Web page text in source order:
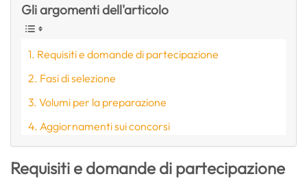
Gli argomenti dell'articolo
Requisiti e domande di partecipazione
Fasi di selezione
Volumi per la preparazione
Aggiornamenti sui concorsi
Requisiti e domande di partecipazione